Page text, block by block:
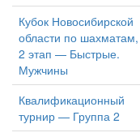
Кубок Новосибирской
области по шахматам,
2 этап — Быстрые.
Мужчины
Квалификационный
турнир — Группа 2